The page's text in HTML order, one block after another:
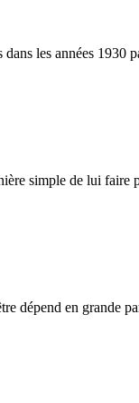
les années
simple de lui
en grande